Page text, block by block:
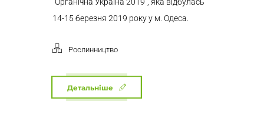
14-15 березня 2019 року у м. Одеса.
Рослинництво
Детальніше